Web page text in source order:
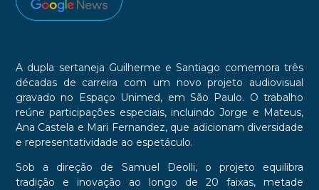
A dupla sertaneja Guilherme e Santiago comemora três
décadas de carreira com um novo projeto audiovisual
gravado no Espaço Unimed, em São Paulo. O trabalho
reúne participações especiais, incluindo Jorge e Mateus,
Ana Castela e Mari Fernandez, que adicionam diversidade
e representatividade ao espetáculo.
Sob a direção de Samuel Deolli, o projeto equilibra
tradição e inovação ao longo de 20 faixas, metade